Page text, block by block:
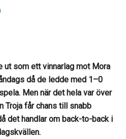
ut som ett vinnarlag mot Mora
då de ledde med 1–0
Men när det hela var över
Troja får chans till snabb
det handlar om back-to-back i